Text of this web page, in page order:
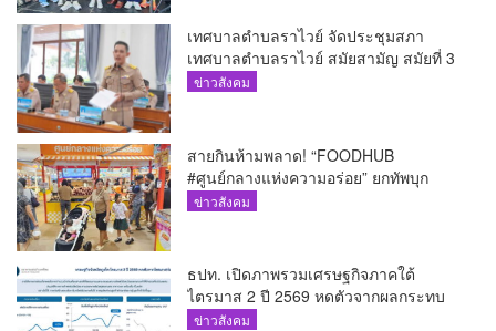
เทศบาลตำบลราไวย์ จัดประชุมสภา
เทศบาลตำบลราไวย์ สมัยสามัญ สมัยที่ 3
ประจำปี 2569
ข่าวสังคม
สายกินห้ามพลาด! “FOODHUB
#ศูนย์กลางแห่งความอร่อย” ยกทัพบุก
โรบินสันไลฟ์สไตล์ ฉลอง ถึง 12 ส.ค.นี้
ข่าวสังคม
ธปท. เปิดภาพรวมเศรษฐกิจภาคใต้
ไตรมาส 2 ปี 2569 หดตัวจากผลกระทบ
ความขัดแย้งในตะวันออกกลาง
ข่าวสังคม